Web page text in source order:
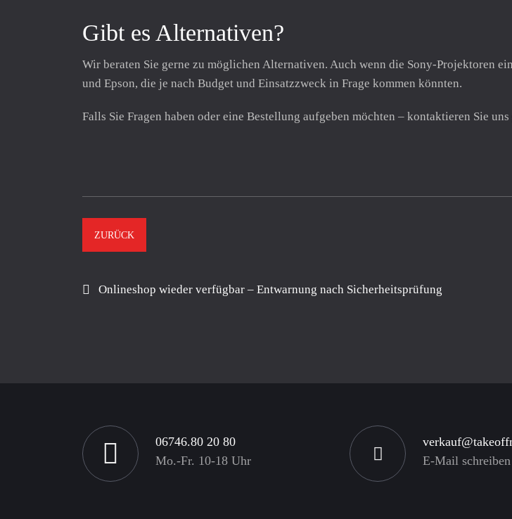
Gibt es Alternativen?
Wir beraten Sie gerne zu möglichen Alternativen. Auch wenn die Sony-Projektoren
und Epson, die je nach Budget und Einsatzzweck in Frage kommen könnten.
Falls Sie Fragen haben oder eine Bestellung aufgeben möchten – kontaktieren Sie uns
ZURÜCK
Onlineshop wieder verfügbar – Entwarnung nach Sicherheitsprüfung
06746.80 20 80
Mo.-Fr. 10-18 Uhr
E-Mail schreiben